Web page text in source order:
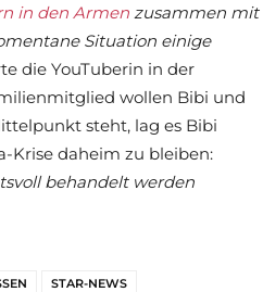
in den Armen zusammen mit
Situation einige
die YouTuberin in der
wollen Bibi und
steht, lag es Bibi
Krise daheim zu bleiben:
behandelt werden
STAR-NEWS